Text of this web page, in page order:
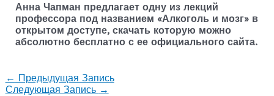
Анна Чапман предлагает одну из лекций
профессора под названием «Алкоголь и мозг» в
открытом доступе, скачать которую можно
абсолютно бесплатно с ее официального сайта.
← Предыдущая Запись
Следующая Запись →